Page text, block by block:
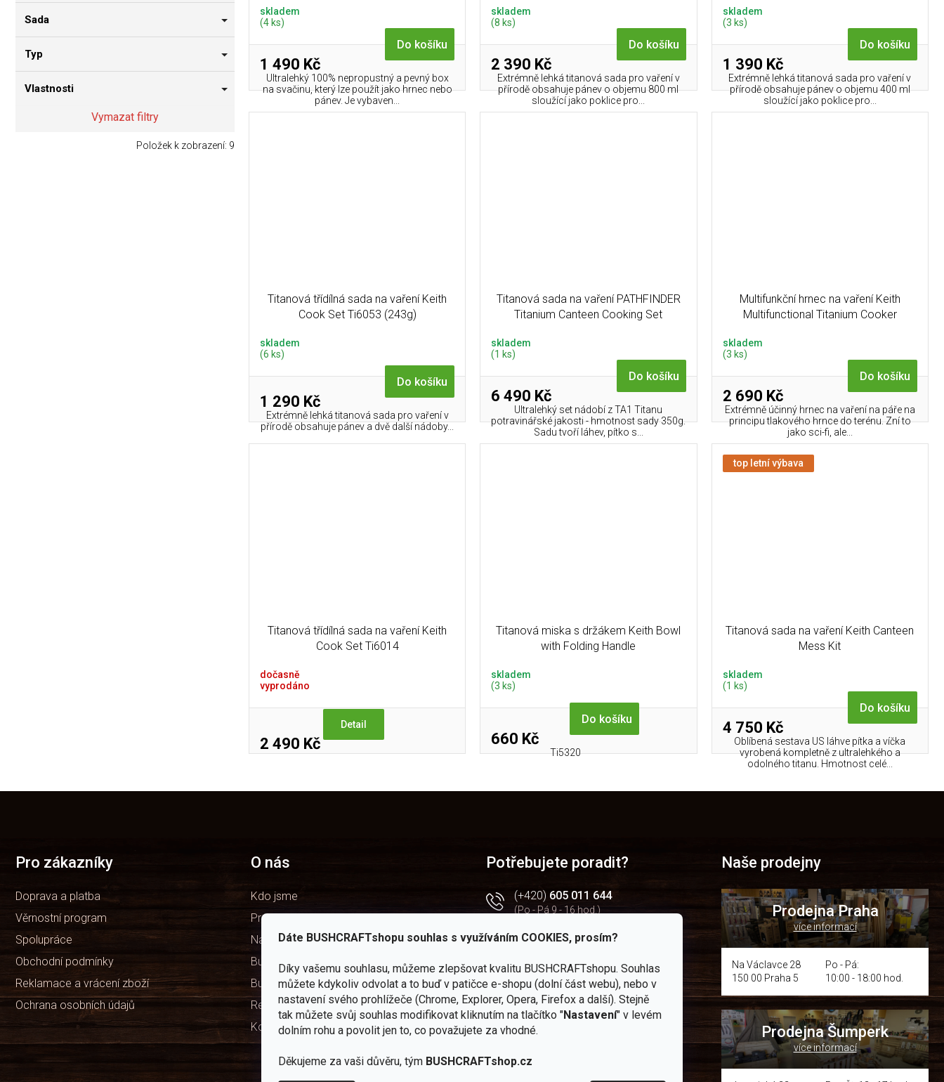
Dáte BUSHCRAFTshopu souhlas s využíváním COOKIES, prosím?
Díky vašemu souhlasu, můžeme zlepšovat kvalitu BUSHCRAFTshopu. Souhlas
můžete kdykoliv odvolat a to buď v patičce e-shopu (dolní část webu), nebo v
nastavení svého prohlížeče (Chrome, Explorer, Opera, Firefox a další). Stejně
tak můžete svůj souhlas modifikovat kliknutím na tlačítko "Nastavení" v levém
dolním rohu a povolit jen to, co považujete za vhodné.
Děkujeme za vaši důvěru, tým BUSHCRAFTshop.cz
Sada
Typ
Vlastnosti
Vymazat filtry
Položek k zobrazení: 9
skladem
(4 ks)
1 490 Kč
Do košíku
Ultralehký 100% nepropustný a pevný box
na svačinu, který lze použít jako hrnec nebo
pánev. Je vybaven...
skladem
(8 ks)
2 390 Kč
Do košíku
Extrémně lehká titanová sada pro vaření v
přírodě obsahuje pánev o objemu 800 ml
sloužící jako poklice pro...
skladem
(3 ks)
1 390 Kč
Do košíku
Extrémně lehká titanová sada pro vaření v
přírodě obsahuje pánev o objemu 400 ml
sloužící jako poklice pro...
Titanová třídílná sada na vaření Keith
Cook Set Ti6053 (243g)
skladem
(6 ks)
1 290 Kč
Do košíku
Extrémně lehká titanová sada pro vaření v
přírodě obsahuje pánev a dvě další nádoby...
Titanová sada na vaření PATHFINDER
Titanium Canteen Cooking Set
skladem
(1 ks)
6 490 Kč
Do košíku
Ultralehký set nádobí z TA1 Titanu
potravinářské jakosti - hmotnost sady 350g.
Sadu tvoří láhev, pítko s...
Multifunkční hrnec na vaření Keith
Multifunctional Titanium Cooker
skladem
(3 ks)
2 690 Kč
Do košíku
Extrémně účinný hrnec na vaření na páře na
principu tlakového hrnce do terénu. Zní to
jako sci-fi, ale...
Titanová třídílná sada na vaření Keith
Cook Set Ti6014
dočasně
vyprodáno
2 490 Kč
Detail
Titanová miska s držákem Keith Bowl
with Folding Handle
skladem
(3 ks)
660 Kč
Do košíku
Ti5320
top letní výbava
Titanová sada na vaření Keith Canteen
Mess Kit
skladem
(1 ks)
4 750 Kč
Do košíku
Oblíbená sestava US láhve pítka a víčka
vyrobená kompletně z ultralehkého a
odolného titanu. Hmotnost celé...
O
a
í
p
r
k
v
ý
p
i
s
Pro zákazníky
Doprava a platba
Věrnostní program
Spolupráce
Obchodní podmínky
Reklamace a vrácení zboží
Ochrana osobních údajů
O nás
Kdo jsme
Prodejny
Naše značka — JuBö
Bushcraft víkendy
Bushcraft Portál
Recenze obchodu
Kontakty
Potřebujete poradit?
(+420) 605 011 644
(Po - Pá 9 - 16 hod.)
obchod@bushcraftshop.cz
Facebook
Všechny novinky na jednom místě
Instagram
Zážitky z našich výprav
Užitečné recenze a návody
Naše prodejny
Prodejna Praha
více informací
Na Václavce 28
150 00 Praha 5
Po - Pá:
10:00 - 18:00 hod.
Prodejna Šumperk
více informací